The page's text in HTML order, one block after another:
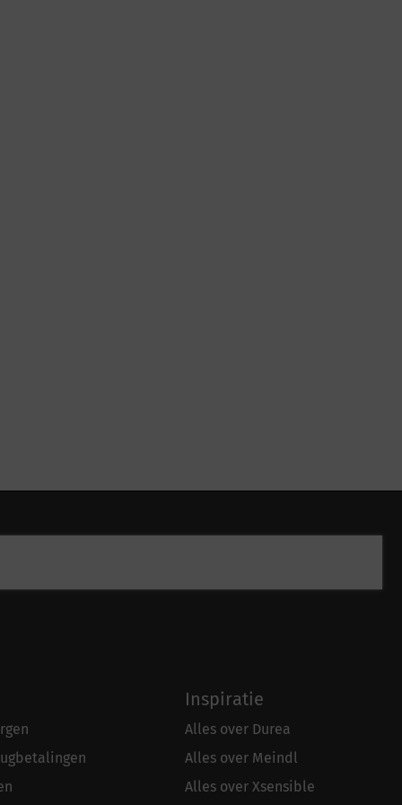
Inspiratie
Alles over Durea
Alles over Meindl
Alles over Xsensible